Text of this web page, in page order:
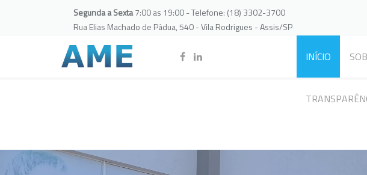
Segunda a Sexta7:00 as 19:00 - Telefone: (18) 3302-3700
Rua Elias Machado de Pádua, 540 - Vila Rodrigues - Assis/SP
INÍCIO